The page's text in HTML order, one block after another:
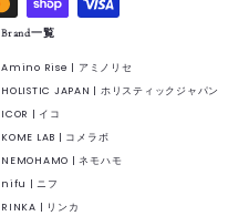
Brand一覧
Amino Rise | アミノリセ
HOLISTIC JAPAN | ホリスティックジャパン
ICOR | イコ
KOME LAB | コメラボ
NEMOHAMO | ネモハモ
nifu | ニフ
RINKA | リンカ